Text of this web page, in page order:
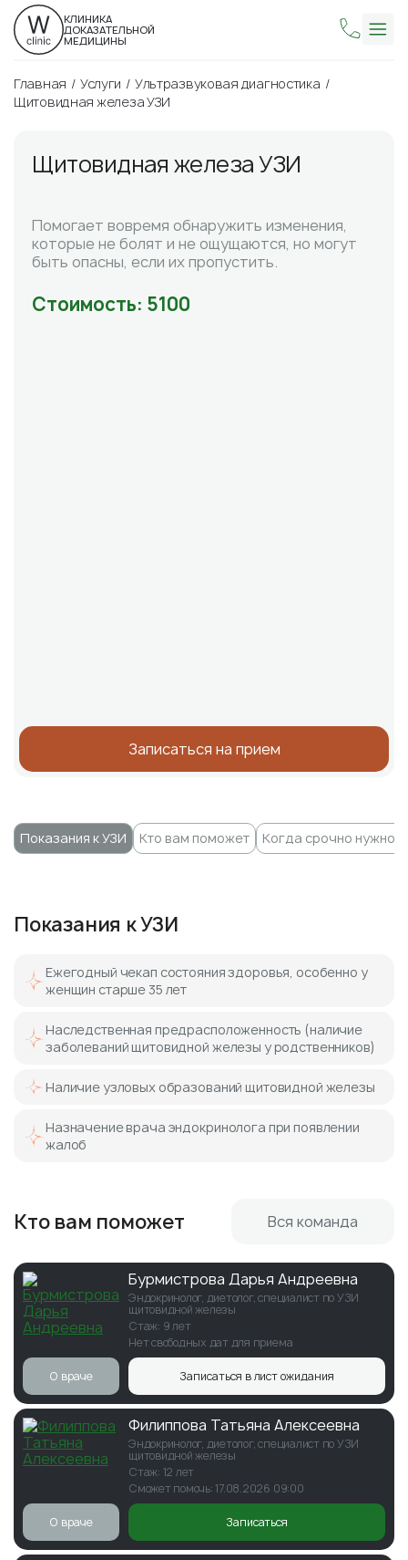
КЛИНИКА
ДОКАЗАТЕЛЬНОЙ
МЕДИЦИНЫ
Главная Услуги
Ультразвуковая диагностика
Щитовидная железа УЗИ
Щитовидная железа УЗИ
Помогает вовремя обнаружить изменения,
которые не болят и не ощущаются, но могут
быть опасны, если их пропустить.
Стоимость: 5100
Записаться на прием
Показания к УЗИ Кто вам поможет Когда срочно нужно
Показания к УЗИ
Ежегодный чекап состояния здоровья, особенно у
женщин старше 35 лет
Наследственная предрасположенность (наличие
заболеваний щитовидной железы у родственников)
Наличие узловых образований щитовидной железы
Назначение врача эндокринолога при появлении
жалоб
Кто вам поможет Вся команда
Бурмистрова Дарья Андреевна
Эндокринолог, диетолог, специалист по УЗИ
щитовидной железы
Стаж: 9 лет
Нет свободных дат для приема
О враче Записаться в лист ожидания
Филиппова Татьяна Алексеевна
Эндокринолог, диетолог, специалист по УЗИ
щитовидной железы
Стаж: 12 лет
Сможет помочь: 17.08.2026 09:00
О враче Записаться